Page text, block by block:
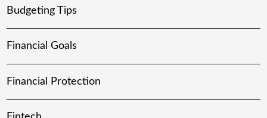
Budgeting Tips
Financial Goals
Financial Protection